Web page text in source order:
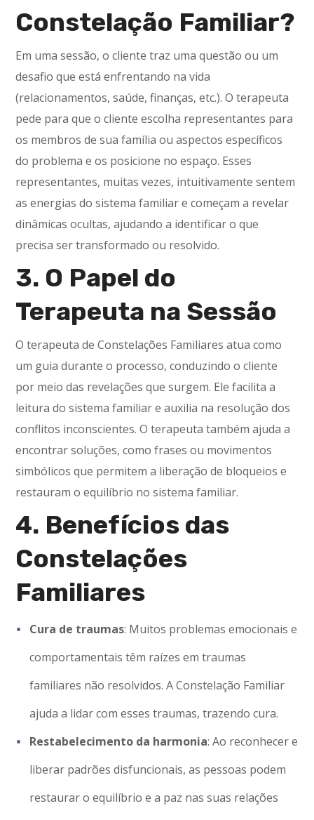
Constelação Familiar?
Em uma sessão, o cliente traz uma questão ou um
desafio que está enfrentando na vida
(relacionamentos, saúde, finanças, etc.). O terapeuta
pede para que o cliente escolha representantes para
os membros de sua família ou aspectos específicos
do problema e os posicione no espaço. Esses
representantes, muitas vezes, intuitivamente sentem
as energias do sistema familiar e começam a revelar
dinâmicas ocultas, ajudando a identificar o que
precisa ser transformado ou resolvido.
3. O Papel do
Terapeuta na Sessão
O terapeuta de Constelações Familiares atua como
um guia durante o processo, conduzindo o cliente
por meio das revelações que surgem. Ele facilita a
leitura do sistema familiar e auxilia na resolução dos
conflitos inconscientes. O terapeuta também ajuda a
encontrar soluções, como frases ou movimentos
simbólicos que permitem a liberação de bloqueios e
restauram o equilíbrio no sistema familiar.
4. Benefícios das
Constelações
Familiares
Cura de traumas: Muitos problemas emocionais e
comportamentais têm raízes em traumas
familiares não resolvidos. A Constelação Familiar
ajuda a lidar com esses traumas, trazendo cura.
Restabelecimento da harmonia: Ao reconhecer e
liberar padrões disfuncionais, as pessoas podem
restaurar o equilíbrio e a paz nas suas relações